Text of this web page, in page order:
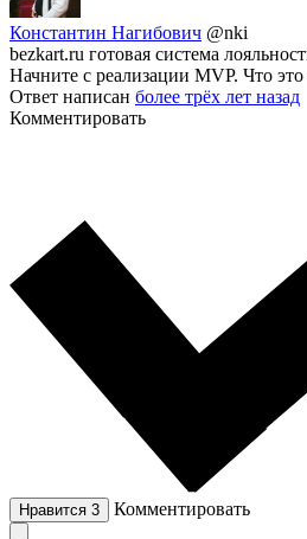
Константин Нагибович @nki
bezkart.ru готовая система
Начните с реализации MVP. Что это
Ответ написан более трёх лет назад
Комментировать
Нравится 3 Комментировать